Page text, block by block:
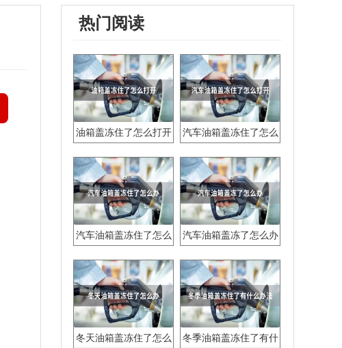
热门阅读
油箱盖冻住了怎么打开
汽车油箱盖冻住了怎么
汽车油箱盖冻住了怎么
汽车油箱盖冻了怎么办
冬天油箱盖冻住了怎么
冬季油箱盖冻住了有什